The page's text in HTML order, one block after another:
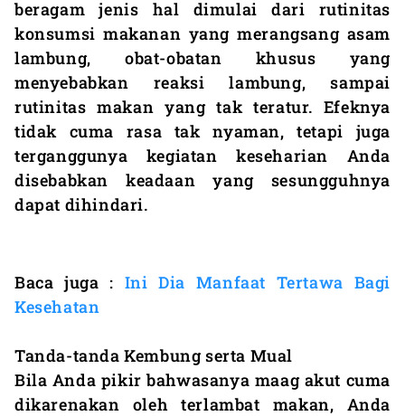
beragam jenis hal dimulai dari rutinitas
konsumsi makanan yang merangsang asam
lambung, obat-obatan khusus yang
menyebabkan reaksi lambung, sampai
rutinitas makan yang tak teratur. Efeknya
tidak cuma rasa tak nyaman, tetapi juga
terganggunya kegiatan keseharian Anda
disebabkan keadaan yang sesungguhnya
dapat dihindari.
Baca juga : Ini Dia Manfaat Tertawa Bagi
Kesehatan
Tanda-tanda Kembung serta Mual
Bila Anda pikir bahwasanya maag akut cuma
dikarenakan oleh terlambat makan, Anda